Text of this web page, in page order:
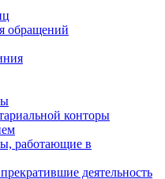
обращений
конторы
работающие в
деятельность